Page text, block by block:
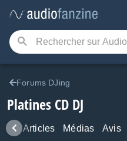
Forums DJing
Platines CD DJ
Articles Médias Avis